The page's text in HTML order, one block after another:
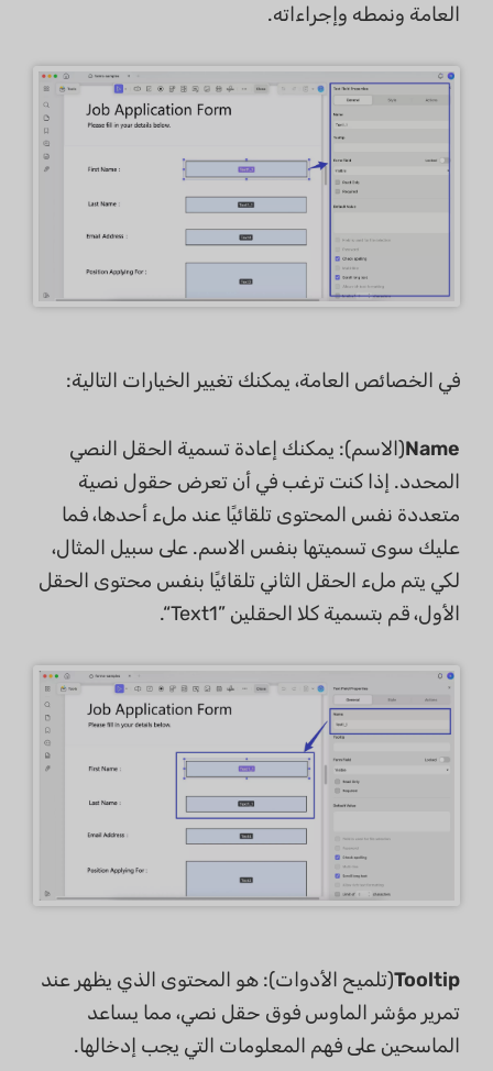
العامة ونمطه وإجراءاته.
في الخصائص العامة، يمكنك تغيير الخيارات التالية:
Name(الاسم): يمكنك إعادة تسمية الحقل النصي
المحدد. إذا كنت ترغب في أن تعرض حقول نصية
متعددة نفس المحتوى تلقائيًا عند ملء أحدها، فما
عليك سوى تسميتها بنفس الاسم. على سبيل المثال،
لكي يتم ملء الحقل الثاني تلقائيًا بنفس محتوى الحقل
الأول، قم بتسمية كلا الحقلين ”Text1“.
Tooltip(تلميح الأدوات): هو المحتوى الذي يظهر عند
تمرير مؤشر الماوس فوق حقل نصي، مما يساعد
الماسحين على فهم المعلومات التي يجب إدخالها.